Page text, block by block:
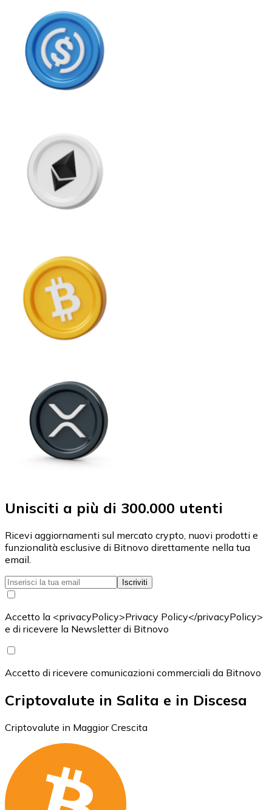
Unisciti a più di 300.000 utenti
Ricevi aggiornamenti sul mercato crypto, nuovi prodotti e
funzionalità esclusive di Bitnovo direttamente nella tua
email.
Iscriviti
Accetto la <privacyPolicy>Privacy Policy</privacyPolicy>
e di ricevere la Newsletter di Bitnovo
Accetto di ricevere comunicazioni commerciali da Bitnovo
Criptovalute in Salita e in Discesa
Criptovalute in Maggior Crescita